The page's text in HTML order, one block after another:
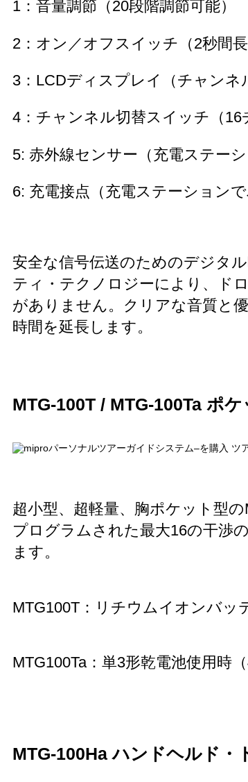
1：音量調節（20段階調節可能）
2：オン／オフスイッチ（2秒間
3：LCDディスプレイ（チャンネ
4：チャンネル切替スイッチ（16
5: 赤外線センサー（充電ステー
6: 充電接点（充電ステーション
安全な信号伝送のためのデジタ
ティ・テクノロジーにより、ド
がありません。クリアな音質と
時間を延長します。
MTG-100T / MTG-100Ta ポ
超小型、超軽量、胸ポケット型
プログラムされた最大16の干渉
ます。
MTG100T：リチウムイオンバッ
MTG100Ta：単3形乾電池使用時
MTG-100Ha ハンドヘルド・